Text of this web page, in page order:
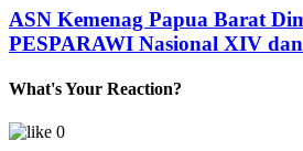
ASN Kemenag Papua Barat
PESPARAWI Nasional XIV
What's Your Reaction?
0